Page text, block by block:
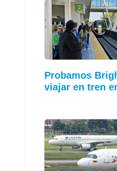
Probamos
viajar en tren